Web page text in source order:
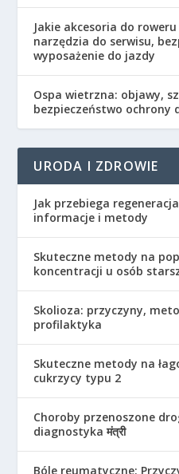
Jakie akcesoria do
narzędzia do serwisu,
wyposażenie do jazdy
Ospa wietrzna: objawy,
bezpieczeństwo ochrony
URODA I ZDROWIE
Jak przebiega
informacje i metody
Skuteczne metody na
koncentracji u osób
Skolioza: przyczyny,
profilaktyka
Skuteczne metody na
cukrzycy typu 2
Choroby przenoszone
diagnostyka मंत्री
Bóle reumatyczne: